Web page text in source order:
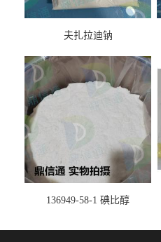
夫扎拉迪钠
136949-58-1 碘比醇